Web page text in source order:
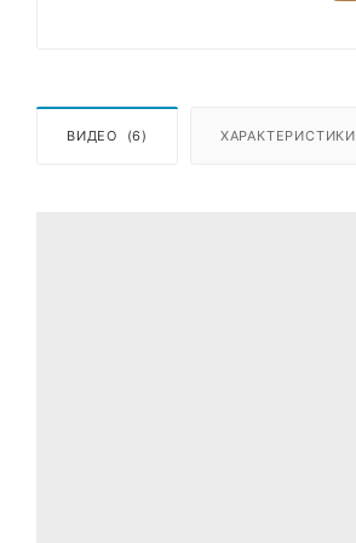
ВИДЕО (6) ХАРАКТЕРИСТИКИ